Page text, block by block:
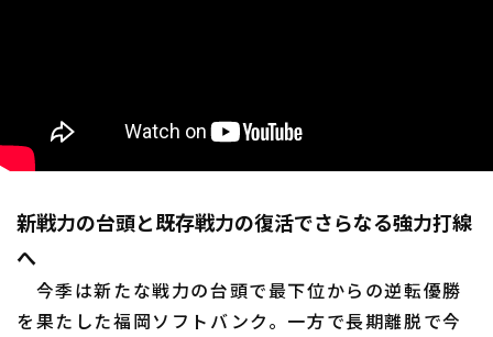
新戦力の台頭と既存戦力の復活でさらなる強力打線
へ
今季は新たな戦力の台頭で最下位からの逆転優勝
を果たした福岡ソフトバンク。一方で長期離脱で今